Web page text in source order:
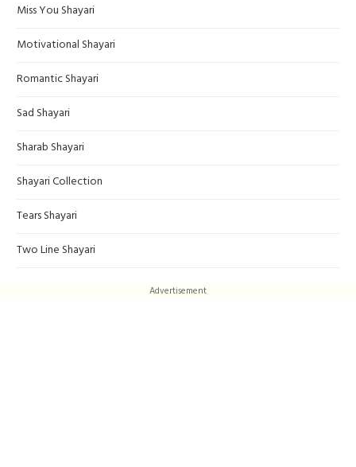
Miss You Shayari
Motivational Shayari
Romantic Shayari
Sad Shayari
Sharab Shayari
Shayari Collection
Tears Shayari
Two Line Shayari
Advertisement